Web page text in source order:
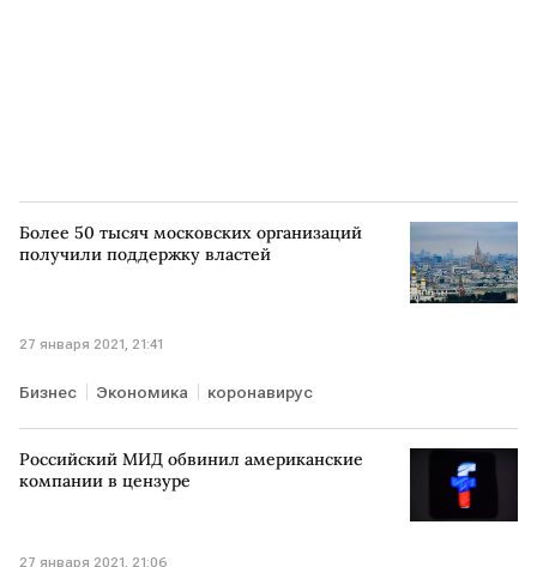
Более 50 тысяч московских организаций
получили поддержку властей
27 января 2021, 21:41
Бизнес Экономика коронавирус
Российский МИД обвинил американские
компании в цензуре
27 января 2021, 21:06